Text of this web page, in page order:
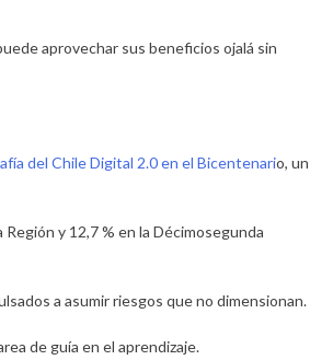
aprovechar sus beneficios ojalá sin
del Chile Digital 2.0 en el Bicentenario, un
y 12,7 % en la Décimosegunda
a asumir riesgos que no dimensionan.
de guía en el aprendizaje.